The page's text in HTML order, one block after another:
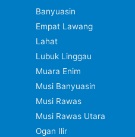
Banyuasin
Empat Lawang
Lahat
Lubuk Linggau
Muara Enim
Musi Banyuasin
Musi Rawas
Musi Rawas Utara
Ogan Ilir